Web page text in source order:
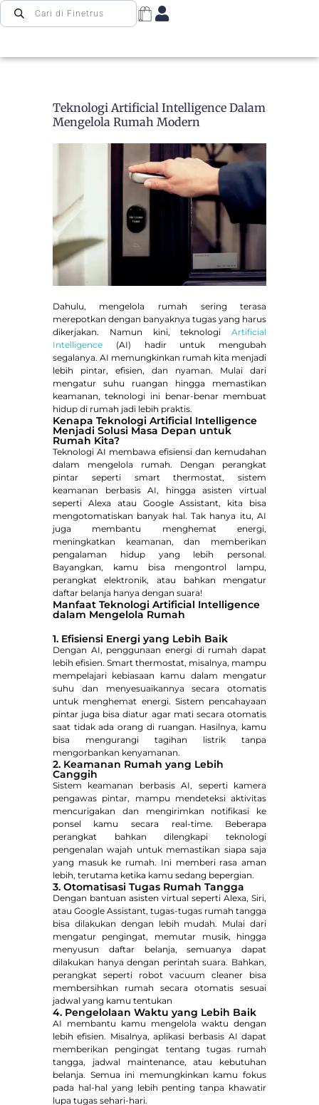
Teknologi Artificial Intelligence Dalam
Mengelola Rumah Modern
Dahulu, mengelola rumah sering terasa
merepotkan dengan banyaknya tugas yang harus
dikerjakan. Namun kini, teknologiArtificial
Intelligence(AI) hadir untuk mengubah
segalanya. AI memungkinkan rumah kita menjadi
lebih pintar, efisien, dan nyaman. Mulai dari
mengatur suhu ruangan hingga memastikan
keamanan, teknologi ini benar-benar membuat
hidup di rumah jadi lebih praktis.
Kenapa Teknologi Artificial Intelligence
Menjadi Solusi Masa Depan untuk
Rumah Kita?
Teknologi AI membawa efisiensi dan kemudahan
dalam mengelola rumah. Dengan perangkat
pintar seperti smart thermostat, sistem
keamanan berbasis AI, hingga asisten virtual
seperti Alexa atau Google Assistant, kita bisa
mengotomatiskan banyak hal. Tak hanya itu, AI
juga membantu menghemat energi,
meningkatkan keamanan, dan memberikan
pengalaman hidup yang lebih personal.
Bayangkan, kamu bisa mengontrol lampu,
perangkat elektronik, atau bahkan mengatur
daftar belanja hanya dengan suara!
Manfaat Teknologi Artificial Intelligence
dalam Mengelola Rumah
1. Efisiensi Energi yang Lebih Baik
Dengan AI, penggunaan energi di rumah dapat
lebih efisien. Smart thermostat, misalnya, mampu
mempelajari kebiasaan kamu dalam mengatur
suhu dan menyesuaikannya secara otomatis
untuk menghemat energi. Sistem pencahayaan
pintar juga bisa diatur agar mati secara otomatis
saat tidak ada orang di ruangan. Hasilnya, kamu
bisa mengurangi tagihan listrik tanpa
mengorbankan kenyamanan.
2. Keamanan Rumah yang Lebih
Canggih
Sistem keamanan berbasis AI, seperti kamera
pengawas pintar, mampu mendeteksi aktivitas
mencurigakan dan mengirimkan notifikasi ke
ponsel kamu secara real-time. Beberapa
perangkat bahkan dilengkapi teknologi
pengenalan wajah untuk memastikan siapa saja
yang masuk ke rumah. Ini memberi rasa aman
lebih, terutama ketika kamu sedang bepergian.
3. Otomatisasi Tugas Rumah Tangga
Dengan bantuan asisten virtual seperti Alexa, Siri,
atau Google Assistant, tugas-tugas rumah tangga
bisa dilakukan dengan lebih mudah. Mulai dari
mengatur pengingat, memutar musik, hingga
menyusun daftar belanja, semuanya dapat
dilakukan hanya dengan perintah suara. Bahkan,
perangkat seperti robot vacuum cleaner bisa
membersihkan rumah secara otomatis sesuai
jadwal yang kamu tentukan
4. Pengelolaan Waktu yang Lebih Baik
AI membantu kamu mengelola waktu dengan
lebih efisien. Misalnya, aplikasi berbasis AI dapat
memberikan pengingat tentang tugas rumah
tangga, jadwal maintenance, atau kebutuhan
belanja. Semua ini memungkinkan kamu fokus
pada hal-hal yang lebih penting tanpa khawatir
lupa tugas sehari-hari.